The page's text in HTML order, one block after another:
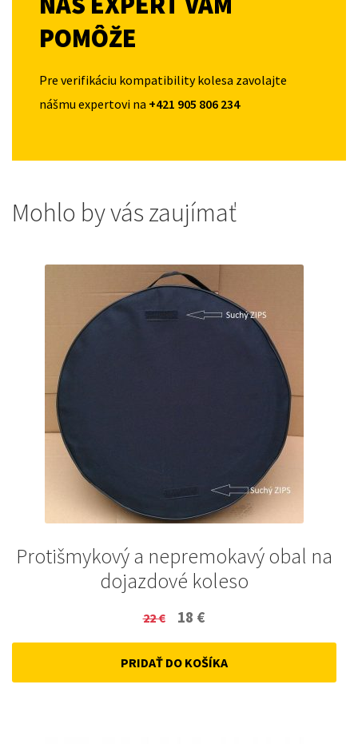
POMÔŽE
Pre verifikáciu kompatibility kolesa zavolajte
nášmu expertovi na +421 905 806 234
Mohlo by vás zaujímať
Protišmykový a nepremokavý obal na
dojazdové koleso
22€
Original
price
was:
18 €
price
is:
PRIDAŤ DO KOŠÍKA